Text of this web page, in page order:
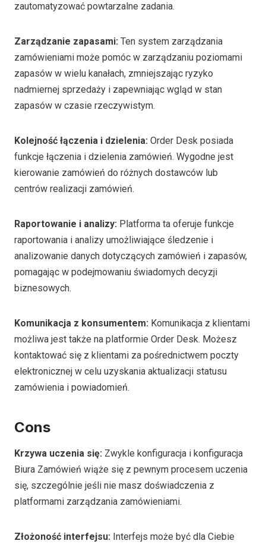
zautomatyzować powtarzalne zadania.
Zarządzanie zapasami: Ten system zarządzania
zamówieniami może pomóc w zarządzaniu poziomami
zapasów w wielu kanałach, zmniejszając ryzyko
nadmiernej sprzedaży i zapewniając wgląd w stan
zapasów w czasie rzeczywistym.
Kolejność łączenia i dzielenia: Order Desk posiada
funkcje łączenia i dzielenia zamówień. Wygodne jest
kierowanie zamówień do różnych dostawców lub
centrów realizacji zamówień.
Raportowanie i analizy: Platforma ta oferuje funkcje
raportowania i analizy umożliwiające śledzenie i
analizowanie danych dotyczących zamówień i zapasów,
pomagając w podejmowaniu świadomych decyzji
biznesowych.
Komunikacja z konsumentem: Komunikacja z klientami
możliwa jest także na platformie Order Desk. Możesz
kontaktować się z klientami za pośrednictwem poczty
elektronicznej w celu uzyskania aktualizacji statusu
zamówienia i powiadomień.
Cons
Krzywa uczenia się: Zwykle konfiguracja i konfiguracja
Biura Zamówień wiąże się z pewnym procesem uczenia
się, szczególnie jeśli nie masz doświadczenia z
platformami zarządzania zamówieniami.
Złożoność interfejsu: Interfejs może być dla Ciebie